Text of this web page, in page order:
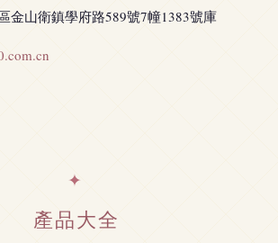
金山衛鎮學府路589號7幢1383號庫
產品大全